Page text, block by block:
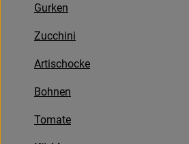
Vorratskammer
Jobkiste
So geht’s
Gurken
Zucchini
Artischocke
Bohnen
Tomate